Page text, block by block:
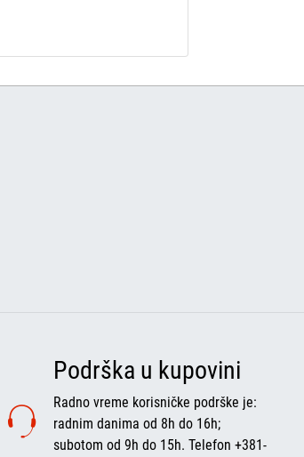
Podrška u kupovini
Radno vreme korisničke podrške je:
radnim danima od 8h do 16h;
subotom od 9h do 15h. Telefon +381-